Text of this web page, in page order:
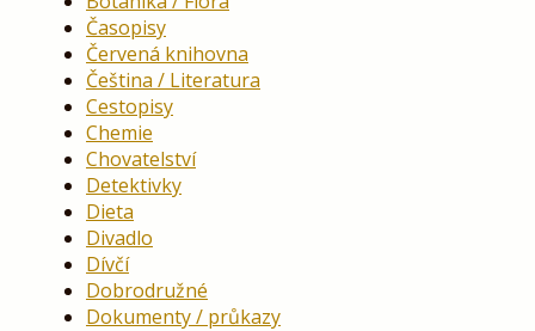
Časopisy
Červená knihovna
Čeština / Literatura
Cestopisy
Chemie
Chovatelství
Detektivky
Dieta
Divadlo
Dívčí
Dobrodružné
Dokumenty / průkazy